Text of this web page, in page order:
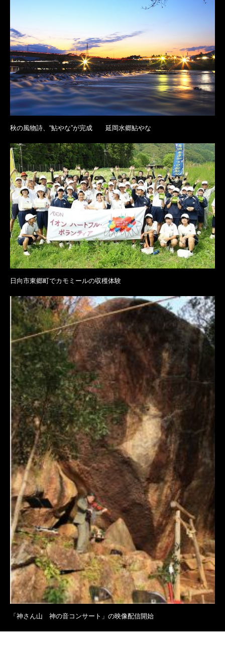
秋の風物詩、“鮎やな”が完成 延岡水郷鮎やな
日向市東郷町でカモミールの収穫体験
「神さん山 神の音コンサート」の映像配信開始